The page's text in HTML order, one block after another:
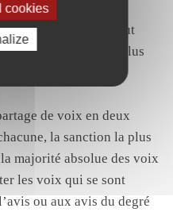
qui se sont
voix. Le directeur peut
à l’avis le plus
de voix en deux
la sanction la plus
majorité absolue des voix
les voix qui se sont
ou aux avis du degré
cookies